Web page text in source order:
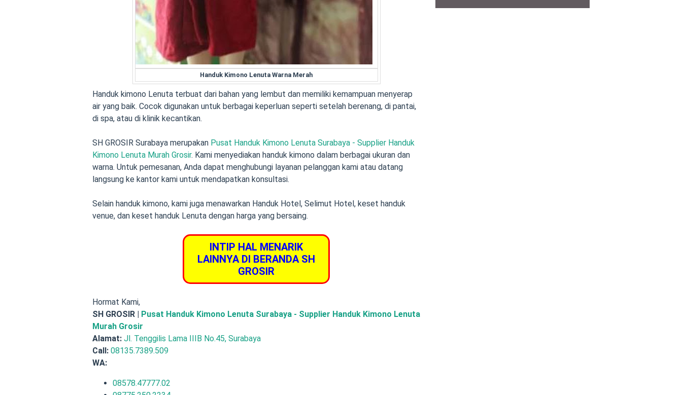
Handuk Kimono Lenuta Warna Merah
Handuk kimono Lenuta terbuat dari bahan yang lembut dan memiliki kemampuan menyerap
air yang baik. Cocok digunakan untuk berbagai keperluan seperti setelah berenang, di pantai,
di spa, atau di klinik kecantikan.
SH GROSIR Surabaya merupakan Pusat Handuk Kimono Lenuta Surabaya - Supplier Handuk
Kimono Lenuta Murah Grosir. Kami menyediakan handuk kimono dalam berbagai ukuran dan
warna. Untuk pemesanan, Anda dapat menghubungi layanan pelanggan kami atau datang
langsung ke kantor kami untuk mendapatkan konsultasi.
Selain handuk kimono, kami juga menawarkan Handuk Hotel, Selimut Hotel, keset handuk
venue, dan keset handuk Lenuta dengan harga yang bersaing.
INTIP HAL MENARIK
LAINNYA DI BERANDA SH
GROSIR
Hormat Kami,
SH GROSIR | Pusat Handuk Kimono Lenuta Surabaya - Supplier Handuk Kimono Lenuta
Murah Grosir
Alamat: Jl. Tenggilis Lama IIIB No.45, Surabaya
Call: 08135.7389.509
WA:
08578.47777.02